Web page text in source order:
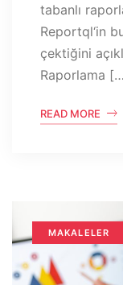
tabanlı
Reportql‘in
çektiğini
Raporlama
READ MORE
MAKALELER